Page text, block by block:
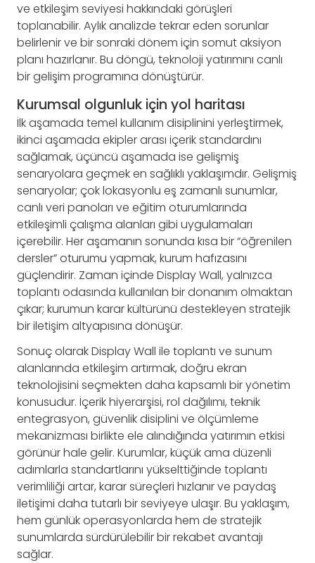
ve etkileşim seviyesi hakkındaki görüşleri
toplanabilir. Aylık analizde tekrar eden sorunlar
belirlenir ve bir sonraki dönem için somut aksiyon
planı hazırlanır. Bu döngü, teknoloji yatırımını canlı
bir gelişim programına dönüştürür.
Kurumsal olgunluk için yol haritası
İlk aşamada temel kullanım disiplinini yerleştirmek,
ikinci aşamada ekipler arası içerik standardını
sağlamak, üçüncü aşamada ise gelişmiş
senaryolara geçmek en sağlıklı yaklaşımdır. Gelişmiş
senaryolar; çok lokasyonlu eş zamanlı sunumlar,
canlı veri panoları ve eğitim oturumlarında
etkileşimli çalışma alanları gibi uygulamaları
içerebilir. Her aşamanın sonunda kısa bir “öğrenilen
dersler” oturumu yapmak, kurum hafızasını
güçlendirir. Zaman içinde Display Wall, yalnızca
toplantı odasında kullanılan bir donanım olmaktan
çıkar; kurumun karar kültürünü destekleyen stratejik
bir iletişim altyapısına dönüşür.
Sonuç olarak Display Wall ile toplantı ve sunum
alanlarında etkileşim artırmak, doğru ekran
teknolojisini seçmekten daha kapsamlı bir yönetim
konusudur. İçerik hiyerarşisi, rol dağılımı, teknik
entegrasyon, güvenlik disiplini ve ölçümleme
mekanizması birlikte ele alındığında yatırımın etkisi
görünür hale gelir. Kurumlar, küçük ama düzenli
adımlarla standartlarını yükselttiğinde toplantı
verimliliği artar, karar süreçleri hızlanır ve paydaş
iletişimi daha tutarlı bir seviyeye ulaşır. Bu yaklaşım,
hem günlük operasyonlarda hem de stratejik
sunumlarda sürdürülebilir bir rekabet avantajı
sağlar.